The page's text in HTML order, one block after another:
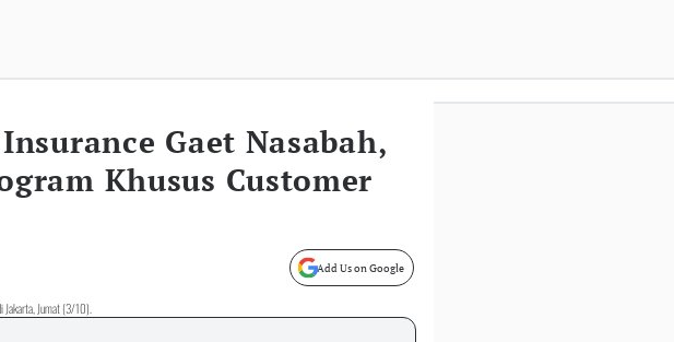
Gaet Nasabah,
Khusus Customer
Add Us on Google
Jakarta, Jumat (3/10).